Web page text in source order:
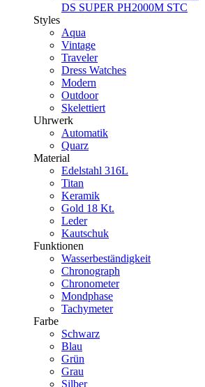
DS SUPER PH2000M STC
Styles
Aqua
Vintage
Traveler
Dress Watches
Modern
Outdoor
Skelettiert
Uhrwerk
Automatik
Quarz
Material
Edelstahl 316L
Titan
Keramik
Gold 18 Kt.
Leder
Kautschuk
Funktionen
Wasserbeständigkeit
Chronograph
Chronometer
Mondphase
Tachymeter
Farbe
Schwarz
Blau
Grün
Grau
Silber